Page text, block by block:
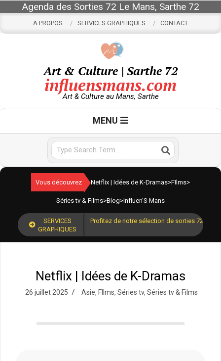
content
Agenda des Sorties 72 Le Mans, Sarthe 72
A PROPOS SERVICES GRAPHIQUES CONTACT
Art & Culture | Sarthe 72
influensmans.com
Art & Culture au Mans, Sarthe
MENU
Vous découvrez Netflix | Idées de K-Dramas>FIlms>
Séries tv & Films>Blog>Influen'S Mans
SERVICES
GRAPHIQUES
Profitez de notre sélection de sorties 72 pour
Netflix | Idées de K-Dramas
26 juillet 2025 Asie, FIlms, Séries tv, Séries tv & Films